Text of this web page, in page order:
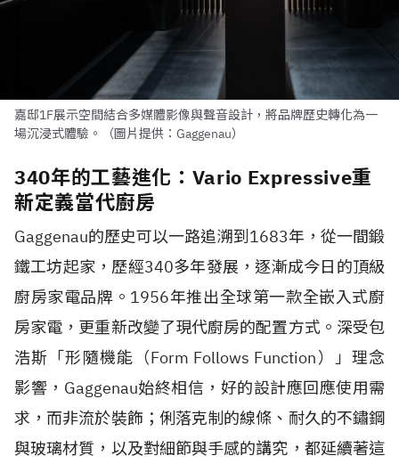
嘉邸1F展示空間結合多媒體影像與聲音設計，將品牌歷史轉化為一
場沉浸式體驗。（圖片提供：Gaggenau）
340年的工藝進化：Vario Expressive重
新定義當代廚房
Gaggenau的歷史可以一路追溯到1683年，從一間鍛
鐵工坊起家，歷經340多年發展，逐漸成今日的頂級
廚房家電品牌。1956年推出全球第一款全嵌入式廚
房家電，更重新改變了現代廚房的配置方式。深受包
浩斯「形隨機能（Form Follows Function）」理念
影響，Gaggenau始終相信，好的設計應回應使用需
求，而非流於裝飾；俐落克制的線條、耐久的不鏽鋼
與玻璃材質，以及對細節與手感的講究，都延續著這